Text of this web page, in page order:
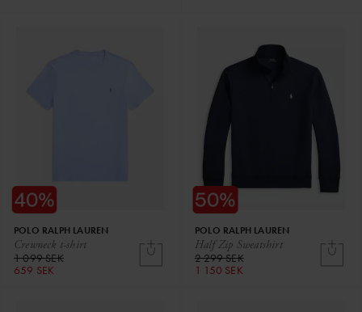
Crewneck t-shirt
POLO RALPH LAUREN
1 099 SEK
659 SEK
Half Zip Sweatshirt
POLO RALPH LAUREN
2 299 SEK
1 150 SEK